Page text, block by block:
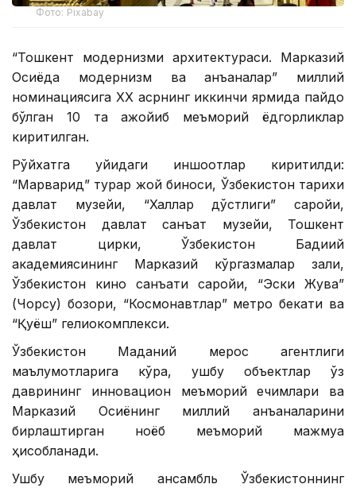
Фото: Pixabay
“Тошкент модернизми архитектураси. Марказий
Осиёда модернизм ва анъаналар” миллий
номинациясига ХХ асрнинг иккинчи ярмида пайдо
бўлган 10 та ажойиб меъморий ёдгорликлар
киритилган.
Рўйхатга қуйидаги иншоотлар киритилди:
“Марварид” турар жой биноси, Ўзбекистон тарихи
давлат музейи, “Халқлар дўстлиги” саройи,
Ўзбекистон давлат санъат музейи, Тошкент
давлат цирки, Ўзбекистон Бадиий
академиясининг Марказий кўргазмалар зали,
Ўзбекистон кино санъати саройи, “Эски Жува”
(Чорсу) бозори, “Космонавтлар” метро бекати ва
“Қуёш” гелиокомплекси.
Ўзбекистон Маданий мерос агентлиги
маълумотларига кўра, ушбу объектлар ўз
даврининг инновацион меъморий ечимлари ва
Марказий Осиёнинг миллий анъаналарини
бирлаштирган ноёб меъморий мажмуа
ҳисобланади.
Ушбу меъморий ансамбль Ўзбекистоннинг